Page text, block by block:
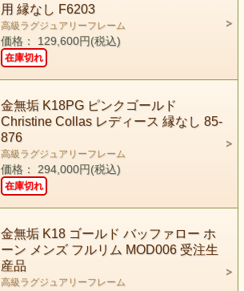
用 縁なし F6203
高級ラグジュアリーフレーム
価格： 129,600円(税込)
在庫切れ
金無垢 K18PG ピンクゴールド
Christine Collas レディース 縁なし 85-
876
高級ラグジュアリーフレーム
価格： 294,000円(税込)
在庫切れ
金無垢 K18 ゴールド バッファロー ホ
ーン メンズ フルリム MOD006 受注生
産品
高級ラグジュアリーフレーム